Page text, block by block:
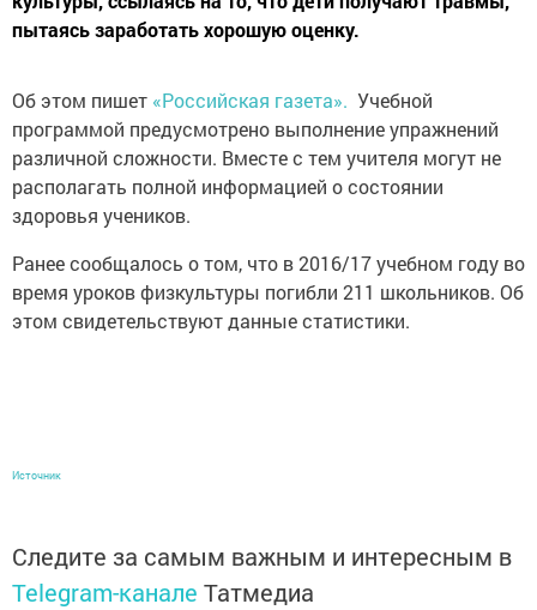
пытаясь заработать хорошую оценку.
Об этом пишет «Российская газета». Учебной
программой предусмотрено выполнение упражнений
различной сложности. Вместе с тем учителя могут не
располагать полной информацией о состоянии
здоровья учеников.
Ранее сообщалось о том, что в 2016/17 учебном году во
время уроков физкультуры погибли 211 школьников. Об
этом свидетельствуют данные статистики.
Источник
Следите за самым важным и интересным в
Telegram-канале Татмедиа